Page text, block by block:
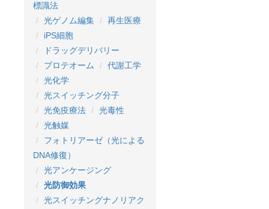
標識法
光ゲノム編集
再生医療
iPS細胞
ドラッグデリバリー
プロテオーム
代謝工学
光化学
光スイッチング分子
光免疫療法
光毒性
光触媒
フォトリアーゼ（光による
DNA修復）
光アンケージング
光防御効果
光スイッチングナノリアク